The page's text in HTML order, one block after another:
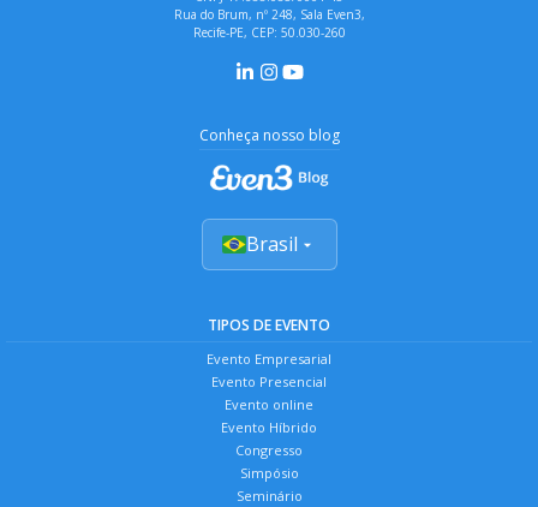
Rua do Brum, nº 248, Sala Even3,
Recife-PE, CEP: 50.030-260
Conheça nosso blog
Brasil
TIPOS DE EVENTO
Evento Empresarial
Evento Presencial
Evento online
Evento Híbrido
Congresso
Simpósio
Seminário